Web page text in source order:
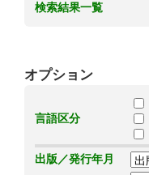
検索結果一覧
オプション
言語区分
出版／発行年月